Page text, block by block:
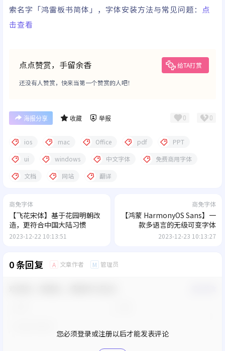
索名字「鸿雷板书简体」，字体安装方法与常见问题： 点
击查看
点点赞赏，手留余香 给TA打赏
还没有人赞赏，快来当第一个赞赏的人吧！
海报分享 收藏 举报 0 0
ios mac Office pdf
PPT
ui
windows 中文字体
免费商用字体
文档
网站 翻译
商免字体
【飞花宋体】基于花园明朝改
造，更符合中国大陆习惯
2023-12-22 10:13:51
商免字体
【鸿蒙 HarmonyOS Sans】一
款多语言的无级可变字体
2023-12-23 10:13:27
0 条回复 A 文章作者 M 管理员
您必须登录或注册以后才能发表评论